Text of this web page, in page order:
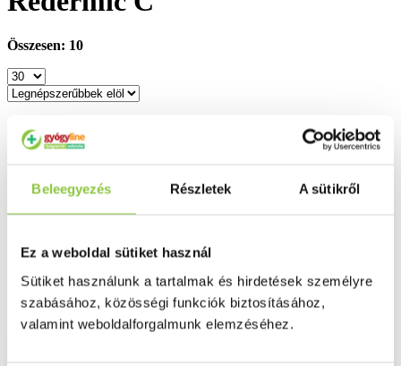
Beleegyezés Részletek A sütikről
Ez a weboldal sütiket használ
Sütiket használunk a tartalmak és hirdetések személyre
szabásához, közösségi funkciók biztosításához,
valamint weboldalforgalmunk elemzéséhez.
Összesen: 10